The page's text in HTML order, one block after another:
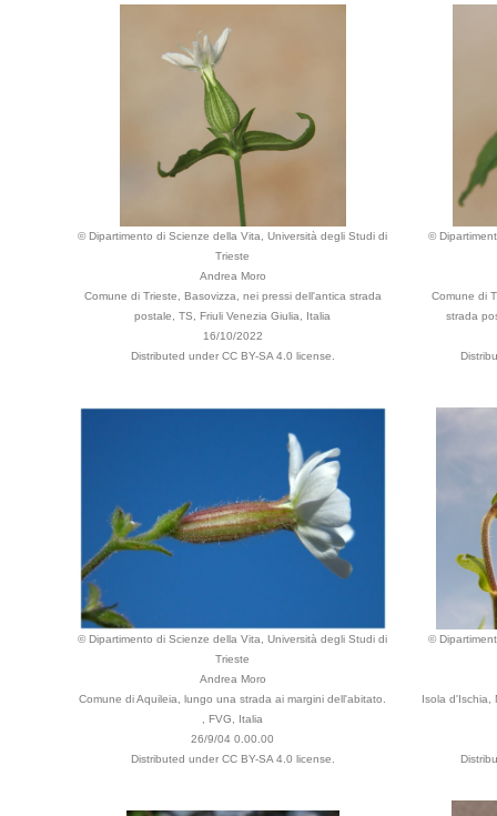
© Dipartimento di Scienze della Vita, Università degli Studi di
Trieste
Andrea Moro
Comune di Trieste, Basovizza, nei pressi dell'antica strada
postale, TS, Friuli Venezia Giulia, Italia
16/10/2022
Distributed under CC BY-SA 4.0 license.
©
Comune di
strada
© Dipartimento di Scienze della Vita, Università degli Studi di
Trieste
Andrea Moro
Comune di Aquileia, lungo una strada ai margini dell'abitato.
, FVG, Italia
26/9/04 0.00.00
Distributed under CC BY-SA 4.0 license.
©
Isola d'Ischia,